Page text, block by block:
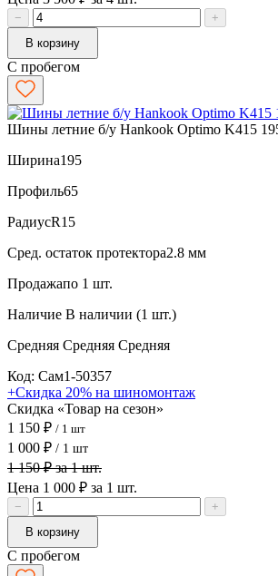
−
+
В корзину
С пробегом
Шины летние б/у Hankook Optimo K415
Ширина195
Профиль65
РадиусR15
Сред. остаток протектора2.8 мм
Продажапо 1 шт.
Наличие В наличии (1 шт.)
Средняя Средняя Средняя
Код: Сам1-50357
+Скидка 20% на шиномонтаж
Скидка «Товар на сезон»
1 150 ₽ / 1 шт
1 000 ₽ / 1 шт
1 150 ₽ за 1 шт.
Цена 1 000 ₽ за 1 шт.
−
+
В корзину
С пробегом